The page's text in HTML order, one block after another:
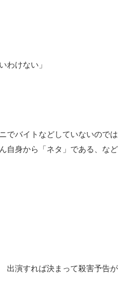
わけない」
でバイトなどしていないので
自身から 「ネタ」である、な
演すれば決まって殺害予告